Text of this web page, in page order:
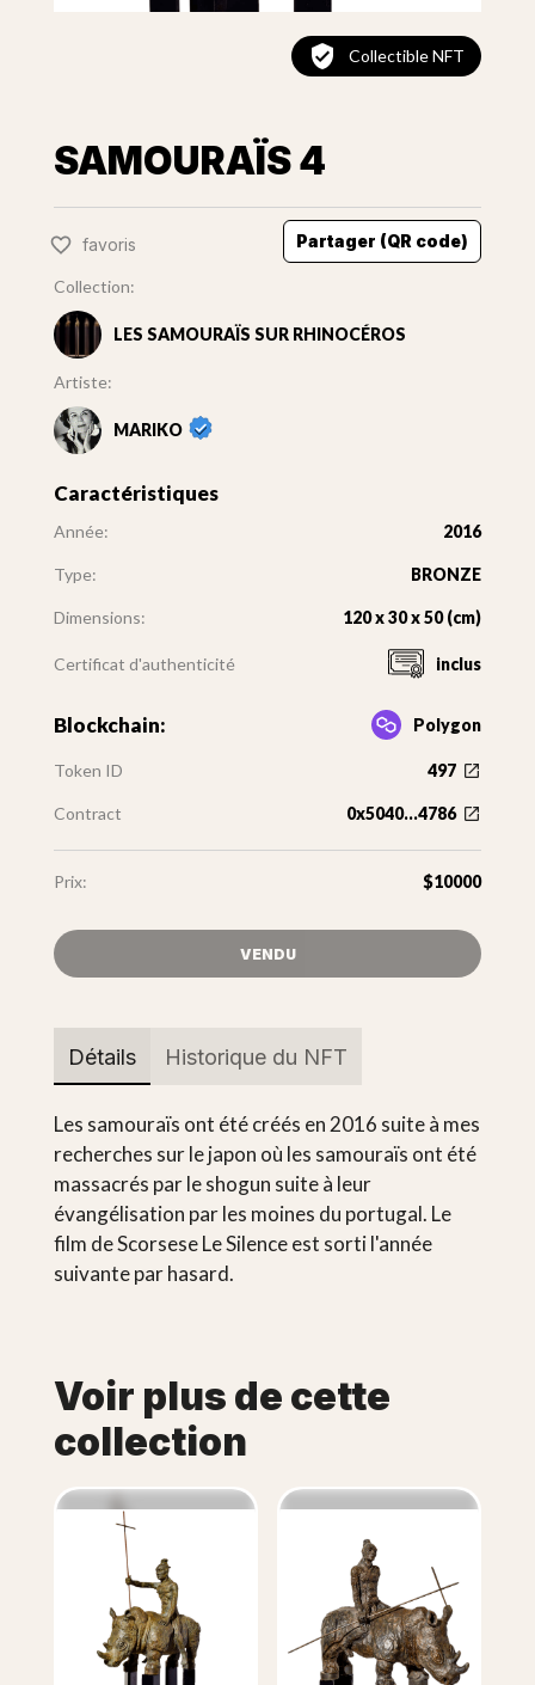
Collectible NFT
SAMOURAÏS 4
favoris Partager (QR code)
Collection:
LES SAMOURAÏS SUR RHINOCÉROS
Artiste:
MARIKO
Caractéristiques
Année: 2016
Type: BRONZE
Dimensions: 120 x 30 x 50 (cm)
Certificat d'authenticité inclus
Blockchain: Polygon
Token ID 497
Contract 0x5040...4786
Prix: $10000
VENDU
Détails Historique du NFT
Les samouraïs ont été créés en 2016 suite à mes
recherches sur le japon où les samouraïs ont été
massacrés par le shogun suite à leur
évangélisation par les moines du portugal. Le
film de Scorsese Le Silence est sorti l'année
suivante par hasard.
Voir plus de cette
collection